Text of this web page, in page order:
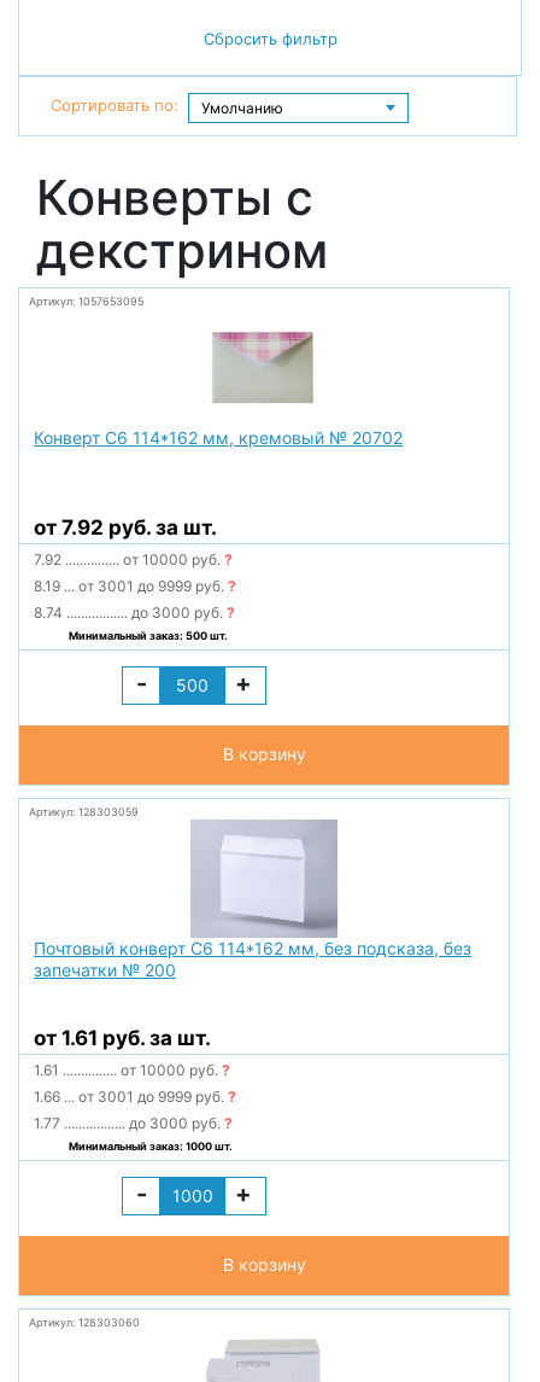
Сбросить фильтр
Сортировать по:
Конверты с
декстрином
Артикул: 1057653095
Конверт С6 114*162 мм, кремовый № 20702
от 7.92 руб. за шт.
7.92 ............... от 10000 руб.?
8.19 ... от 3001 до 9999 руб.?
8.74 ................. до 3000 руб.?
Минимальный заказ: 500 шт.
- +
В корзину
Артикул: 128303059
Почтовый конверт С6 114*162 мм, без подсказа, без
запечатки № 200
от 1.61 руб. за шт.
1.61 ............... от 10000 руб.?
1.66 ... от 3001 до 9999 руб.?
1.77 ................. до 3000 руб.?
Минимальный заказ: 1000 шт.
- +
В корзину
Артикул: 128303060